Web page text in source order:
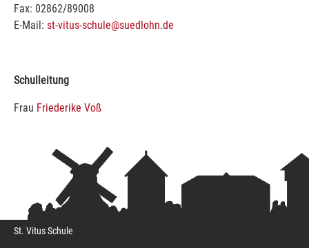
Fax: 02862/89008
E-Mail: st-vitus-schule@suedlohn.de
Schulleitung
Frau Friederike Voß
St. Vitus Schule